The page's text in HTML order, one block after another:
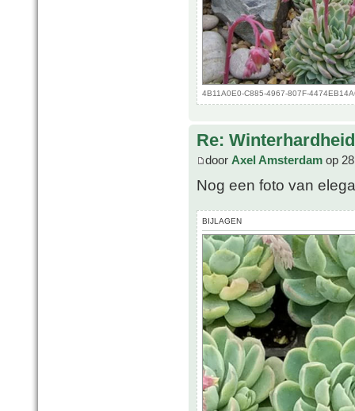
4B11A0E0-C885-4967-807F-
Re:
door Axel Amsterdam op
Nog een foto van
BIJLAGEN